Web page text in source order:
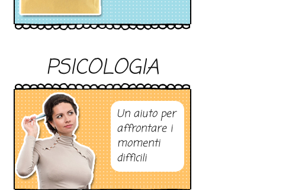
PSICOLOGIA
Un aiuto per
affrontare i
momenti
difficili